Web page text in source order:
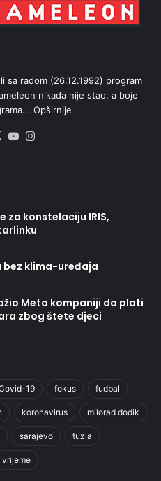
sa radom (26.12.1992) program
nikada nije stao, a boje
Opširnije
X YouTube
za konstelaciju IRIS,
klima-uređaja
Meta kompaniji da plati
zbog štete djeci
19 fokus fudbal
koronavirus milorad dodik
sarajevo tuzla
vrijeme